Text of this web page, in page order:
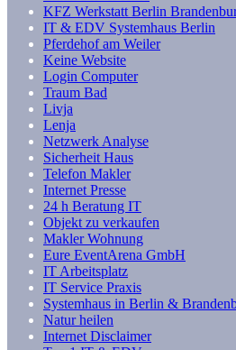
KFZ Werkstatt Berlin
IT & EDV Systemhaus Berlin
Pferdehof am Weiler
Keine Website
Login Computer
Traum Bad
Livja
Lenja
Netzwerk Analyse
Sicherheit Haus
Telefon Makler
Internet Presse
24 h Beratung IT
Objekt zu verkaufen
Makler Wohnung
Eure EventArena GmbH
IT Arbeitsplatz
IT Service Praxis
Systemhaus in Berlin &
Natur heilen
Internet Disclaimer